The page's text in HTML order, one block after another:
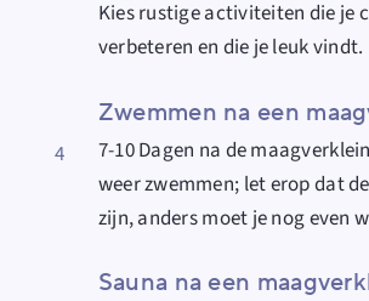
Kies rustige activiteiten die je
verbeteren en die je leuk vindt.
4
Zwemmen na een
7-10 Dagen na de
weer zwemmen; let erop dat
zijn, anders moet je nog even
Sauna na een